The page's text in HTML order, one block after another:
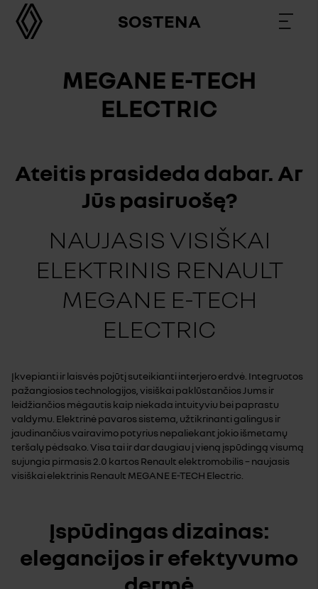
SOSTENA
MEGANE E-TECH
ELECTRIC
Ateitis prasideda dabar. Ar
Jūs pasiruošę?
NAUJASIS VISIŠKAI
ELEKTRINIS RENAULT
MEGANE E-TECH
ELECTRIC
Įkvepianti ir laisvės pojūtį suteikianti interjero erdvė. Integruotos
pažangiosios technologijos, visiškai paklūstančios Jums ir
leidžiančios mėgautis kaip niekada intuityviu bei paprastu
valdymu. Elektrinė pavaros sistema, užtikrinanti galingus ir
jaudinančius vairavimo potyrius nepaliekant jokio išmetamų
teršalų pėdsako. Visa tai ir dar daugiau į vieną įspūdingą visumą
sujungia pirmasis 2.0 kartos Renault elektromobilis – naujasis
visiškai elektrinis Renault MEGANE E-TECH Electric.
Įspūdingas dizainas:
elegancijos ir efektyvumo